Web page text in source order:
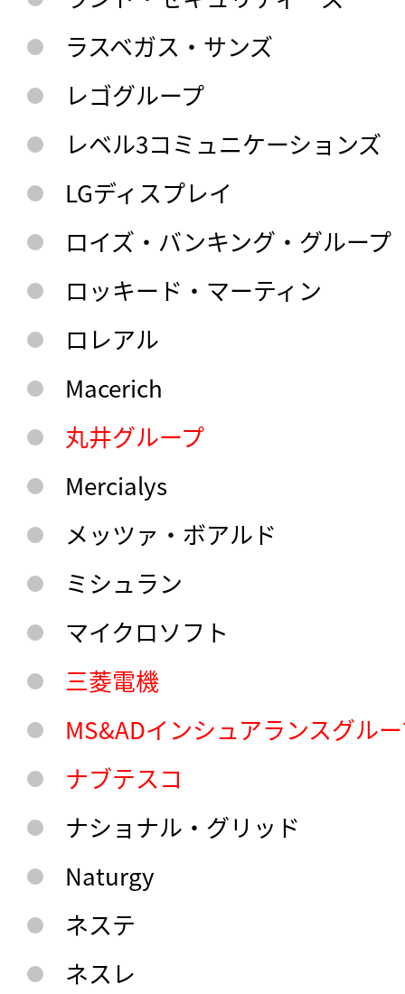
ラスベガス・サンズ
レゴグループ
レベル3コミュニケーションズ
LGディスプレイ
ロイズ・バンキング・グループ
ロッキード・マーティン
ロレアル
Macerich
丸井グループ
Mercialys
メッツァ・ボアルド
ミシュラン
マイクロソフト
三菱電機
MS&ADインシュアランスグル
ナブテスコ
ナショナル・グリッド
Naturgy
ネステ
ネスレ